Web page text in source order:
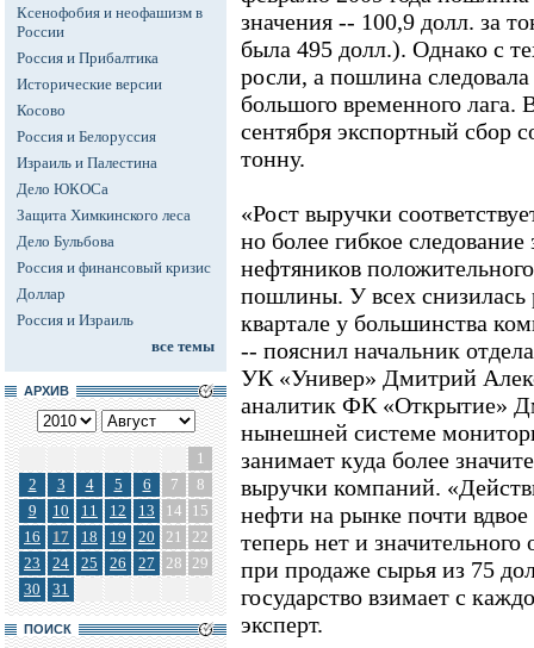
Ксенофобия и неофашизм в
России
Россия и Прибалтика
Исторические версии
Косово
Россия и Белоруссия
Израиль и Палестина
Дело ЮКОСа
Защита Химкинского леса
Дело Бульбова
Россия и финансовый кризис
Доллар
Россия и Израиль
все темы
АРХИВ
1
2
3 4 5 6 7
8
9
10 11 12 13 14
15
16
17 18 19 20 21
22
23
24 25 26 27 28 29
30
31
ПОИСК
значения -- 100,9 долл. за
была 495 долл.). Однако с
росли, а пошлина
большого временного лага.
сентября экспортный сбор
тонну.
«Рост выручки
но более гибкое
нефтяников
пошлины. У всех снизилась
квартале у большинства
-- пояснил начальник
УК «Универ» Дмитрий
аналитик ФК «Открытие»
нынешней системе
занимает куда более
выручки компаний.
нефти на рынке почти
теперь нет и
при продаже сырья из 75
государство взимает с
эксперт.